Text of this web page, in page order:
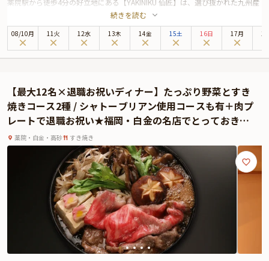
薬院駅から徒歩4分の好立地にある【YAKINIKU 仙匠】は、選び抜かれた九州産
の黒毛和牛を楽しめる本格焼肉店。スタイリッシュな空間とロースターの温か
みが調和した店内は、特別な夜にぴったりの雰囲気を演出します。
なかでも「少なめリッチコース」は、お祝いの夜を彩るにふさわしい極上の焼
いが広がります。さらに、上質な赤身の旨味を堪能できる焼きしゃぶや上ハラ
ミも楽しめる、まさに「少なめでもリッチ」なコース構成です。2軒目での利
用にもおすすめ。
また、座席はカウンター席・テーブル席・半個室席をご用意。シーンに合わせ
て最適な空間をお選びいただけます。サプライズ演出にぴったりの肉プレート
さらに本プランでは、有料オプションで、サプライズにぴったりな花束・ギフ
ト・カスタマイズ可能なメッセージカードなどをお付けすることが出来ます。
詳しくは本ページ中段の「お祝いアイテム」の欄で、ご選択頂けます。
美味しさと上質な空間、そして心のこもったおもてなしがそろう【YAKINIKU
仙匠】で、大切な人と特別なディナーをお楽しみください。
※令和8年熊本地震の影響により、当面の間、九州地方宛のお祝いアイテム配
送に遅延が発生する可能性がございます。
続きを読む
08/10月 11火 12水 13木 14金 15土 16日 17月
【最大12名×退職お祝いディナー】たっぷり野菜とすき
焼きコース2種 / シャトーブリアン使用コースも有＋肉プ
レートで退職お祝い★福岡・白金の名店でとっておきの
時間を
薬院・白金・高砂 すき焼き